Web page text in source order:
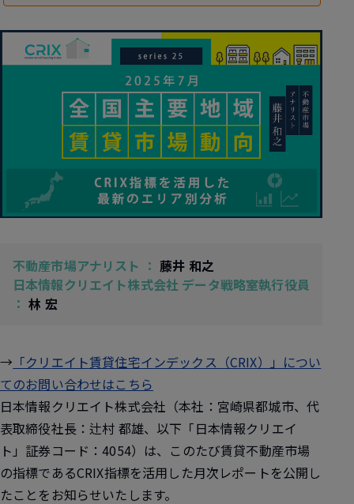
不動産市場アナリスト ： 藤井 和之
日本情報クリエイト株式会社 データ戦略室執行役員
：林 宏
→ 「クリエイト賃貸住宅インデックス（CRIX）」につい
てのお問い合わせはこちら
日本情報クリエイト株式会社（本社：宮崎県都城市、代
表取締役社長：辻村 都雄、以下「日本情報クリエイ
ト」証券コード：4054）は、このたび賃貸不動産市場
の指標であるCRIX指標を活用した月次レポートを公開し
たことをお知らせいたします。